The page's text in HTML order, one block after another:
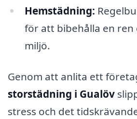
Hemstädning:
för att bibehålla en ren
miljö.
Genom att anlita ett
storstädning i Gualöv
stress och det